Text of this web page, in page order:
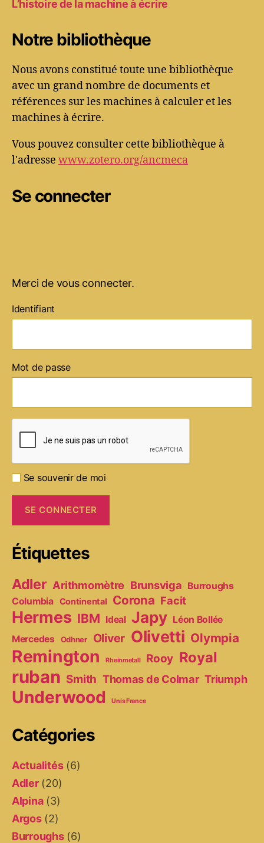
L’histoire de la machine à écrire
Notre bibliothèque
Nous avons constitué toute une bibliothèque
avec un grand nombre de documents et
références sur les machines à calculer et les
machines à écrire.
Vous pouvez consulter cette bibliothèque à
l'adresse www.zotero.org/ancmeca
Se connecter
Merci de vous connecter.
Identifiant
Mot de passe
Se souvenir de moi
Étiquettes
Adler Arithmomètre Brunsviga Burroughs
Columbia Continental Corona Facit
Hermes IBM Ideal Japy Léon Bollée
Mercedes
Odhner Oliver Olivetti Olympia
Remington Rheinmetall Rooy Royal
ruban Smith Thomas de Colmar Triumph
Underwood Unis France
Catégories
Actualités(6)
Adler(20)
Alpina(3)
Argos(2)
Burroughs(6)